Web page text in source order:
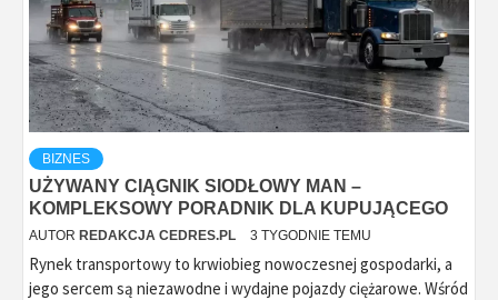
BIZNES
UŻYWANY CIĄGNIK SIODŁOWY MAN –
KOMPLEKSOWY PORADNIK DLA KUPUJĄCEGO
AUTOR REDAKCJA CEDRES.PL 3 TYGODNIE TEMU
Rynek transportowy to krwiobieg nowoczesnej gospodarki, a
jego sercem są niezawodne i wydajne pojazdy ciężarowe. Wśród